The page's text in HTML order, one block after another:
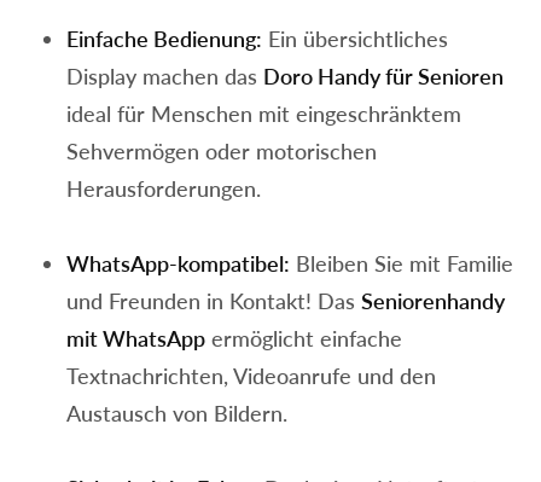
Einfache Bedienung: Ein übersichtliches
Display machen das Doro Handy für Senioren
ideal für Menschen mit eingeschränktem
Sehvermögen oder motorischen
Herausforderungen.
WhatsApp-kompatibel: Bleiben Sie mit Familie
und Freunden in Kontakt! Das Seniorenhandy
mit WhatsApp ermöglicht einfache
Textnachrichten, Videoanrufe und den
Austausch von Bildern.